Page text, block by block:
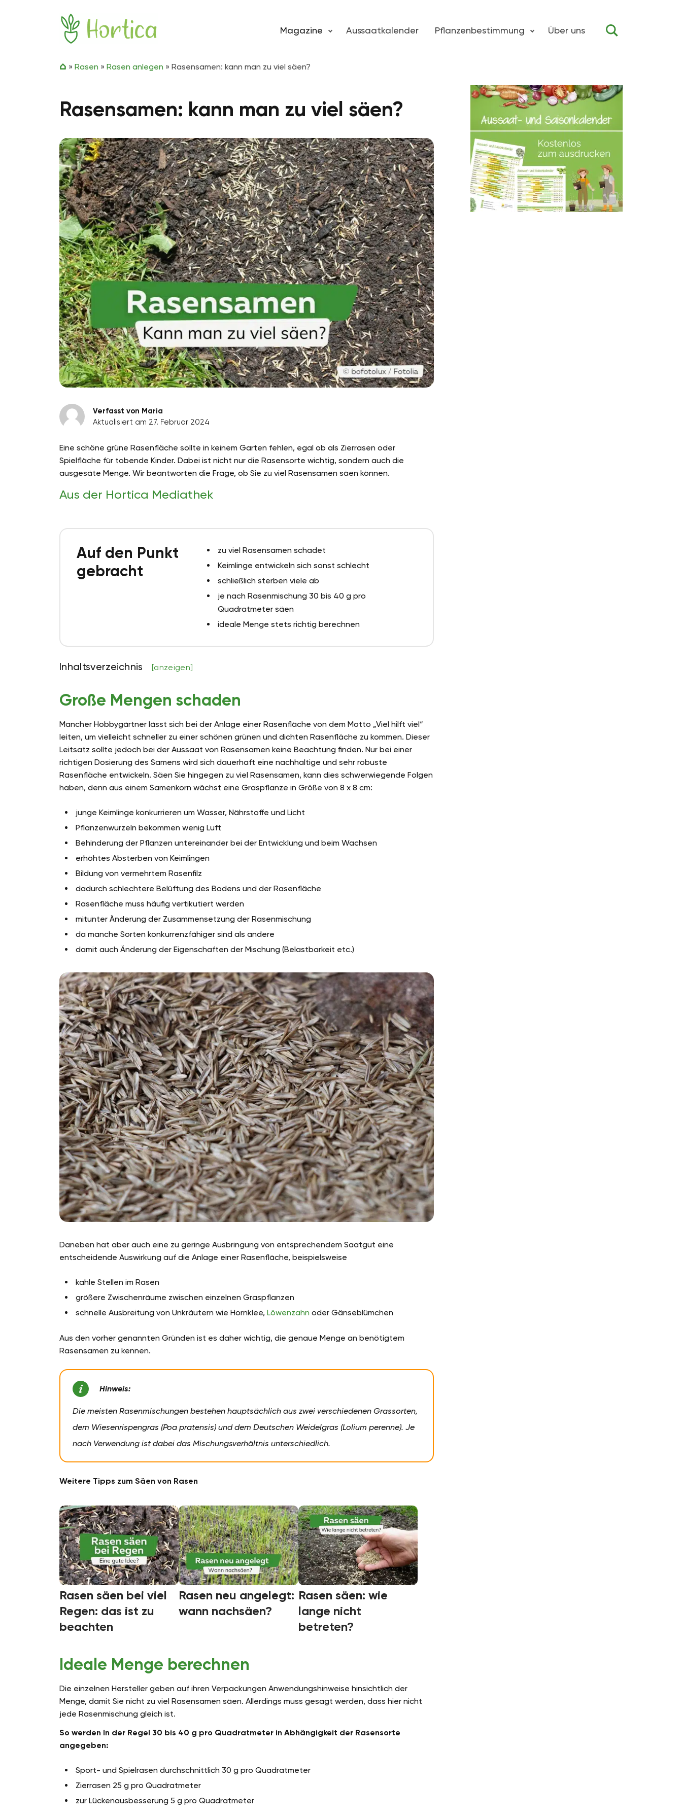
Magazine Aussaatkalender Pflanzenbestimmung Über uns
» Rasen » Rasen anlegen » Rasensamen: kann man zu viel säen?
Rasensamen: kann man zu viel säen?
Verfasst von Maria
Aktualisiert am 27. Februar 2024
Eine schöne grüne Rasenfläche sollte in keinem Garten fehlen, egal ob als Zierrasen oder
Spielfläche für tobende Kinder. Dabei ist nicht nur die Rasensorte wichtig, sondern auch die
ausgesäte Menge. Wir beantworten die Frage, ob Sie zu viel Rasensamen säen können.
Aus der Hortica Mediathek
Auf den Punkt
gebracht
zu viel Rasensamen schadet
Keimlinge entwickeln sich sonst schlecht
schließlich sterben viele ab
je nach Rasenmischung 30 bis 40 g pro
Quadratmeter säen
ideale Menge stets richtig berechnen
Inhaltsverzeichnis [anzeigen]
Große Mengen schaden
Mancher Hobbygärtner lässt sich bei der Anlage einer Rasenfläche von dem Motto „Viel hilft viel“
leiten, um vielleicht schneller zu einer schönen grünen und dichten Rasenfläche zu kommen. Dieser
Leitsatz sollte jedoch bei der Aussaat von Rasensamen keine Beachtung finden. Nur bei einer
richtigen Dosierung des Samens wird sich dauerhaft eine nachhaltige und sehr robuste
Rasenfläche entwickeln. Säen Sie hingegen zu viel Rasensamen, kann dies schwerwiegende Folgen
haben, denn aus einem Samenkorn wächst eine Graspflanze in Größe von 8 x 8 cm:
junge Keimlinge konkurrieren um Wasser, Nährstoffe und Licht
Pflanzenwurzeln bekommen wenig Luft
Behinderung der Pflanzen untereinander bei der Entwicklung und beim Wachsen
erhöhtes Absterben von Keimlingen
Bildung von vermehrtem Rasenfilz
dadurch schlechtere Belüftung des Bodens und der Rasenfläche
Rasenfläche muss häufig vertikutiert werden
mitunter Änderung der Zusammensetzung der Rasenmischung
da manche Sorten konkurrenzfähiger sind als andere
damit auch Änderung der Eigenschaften der Mischung (Belastbarkeit etc.)
Daneben hat aber auch eine zu geringe Ausbringung von entsprechendem Saatgut eine
entscheidende Auswirkung auf die Anlage einer Rasenfläche, beispielsweise
kahle Stellen im Rasen
größere Zwischenräume zwischen einzelnen Graspflanzen
schnelle Ausbreitung von Unkräutern wie Hornklee, Löwenzahn oder Gänseblümchen
Aus den vorher genannten Gründen ist es daher wichtig, die genaue Menge an benötigtem
Rasensamen zu kennen.
Hinweis:
Die meisten Rasenmischungen bestehen hauptsächlich aus zwei verschiedenen Grassorten,
dem Wiesenrispengras (Poa pratensis) und dem Deutschen Weidelgras (Lolium perenne). Je
nach Verwendung ist dabei das Mischungsverhältnis unterschiedlich.
Weitere Tipps zum Säen von Rasen
Rasen säen bei viel
Regen: das ist zu
beachten
Rasen neu angelegt:
wann nachsäen?
Rasen säen: wie
lange nicht
betreten?
Ideale Menge berechnen
Die einzelnen Hersteller geben auf ihren Verpackungen Anwendungshinweise hinsichtlich der
Menge, damit Sie nicht zu viel Rasensamen säen. Allerdings muss gesagt werden, dass hier nicht
jede Rasenmischung gleich ist.
So werden In der Regel 30 bis 40 g pro Quadratmeter in Abhängigkeit der Rasensorte
angegeben:
Sport- und Spielrasen durchschnittlich 30 g pro Quadratmeter
Zierrasen 25 g pro Quadratmeter
zur Lückenausbesserung 5 g pro Quadratmeter